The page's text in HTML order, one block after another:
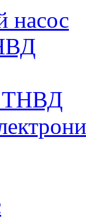
насос
ТНВД